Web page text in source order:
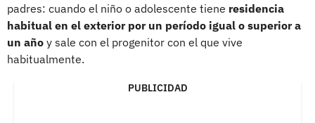
padres: cuando el niño o adolescente tiene residencia
habitual en el exterior por un período igual o superior a
un año y sale con el progenitor con el que vive
habitualmente.
PUBLICIDAD